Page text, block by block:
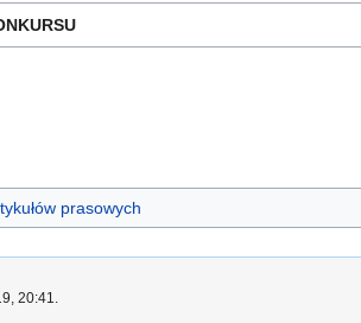
prasowych
20:41.